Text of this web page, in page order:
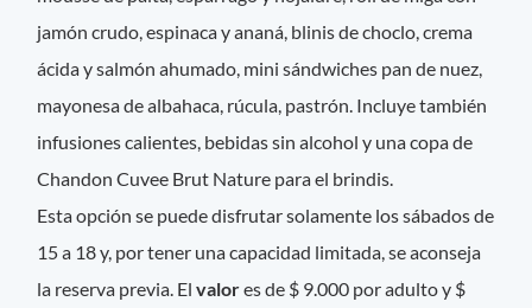
jamón crudo, espinaca y ananá, blinis de choclo, crema
ácida y salmón ahumado, mini sándwiches pan de nuez,
mayonesa de albahaca, rúcula, pastrón. Incluye también
infusiones calientes, bebidas sin alcohol y una copa de
Chandon Cuvee Brut Nature para el brindis.
Esta opción se puede disfrutar solamente los sábados de
15 a 18 y, por tener una capacidad limitada, se aconseja
la reserva previa. Elvalores de $ 9.000 por adulto y $